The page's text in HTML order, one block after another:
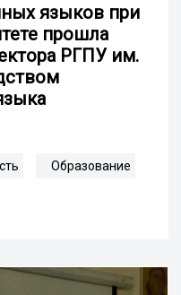
языков при
прошла
РГПУ им.
Образование